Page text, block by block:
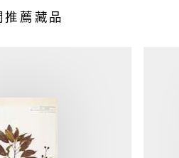
推薦藏品